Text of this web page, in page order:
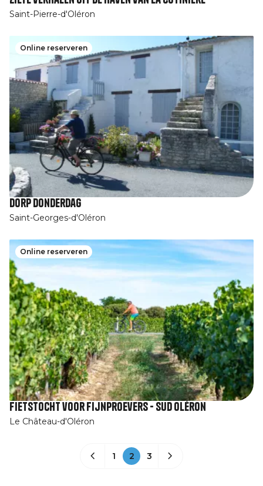
Saint-Pierre-d'Oléron
Online reserveren
Dorp Donderdag
Saint-Georges-d'Oléron
Online reserveren
Fietstocht voor fijnproevers - Sud Oléron
Le Château-d'Oléron
1 2 3